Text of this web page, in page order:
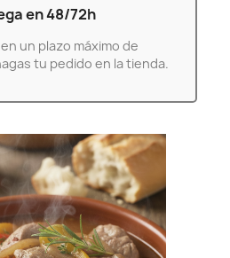
en 48/72h
un plazo máximo de
tu pedido en la tienda.